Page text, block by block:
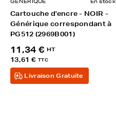
Cartouche d'encre - NOIR -
Générique correspondant à
PG512 (2969B001)
11,34 € HT
13,61 € TTC
Livraison Gratuite